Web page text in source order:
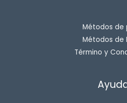
Métodos de
Métodos de
Término y